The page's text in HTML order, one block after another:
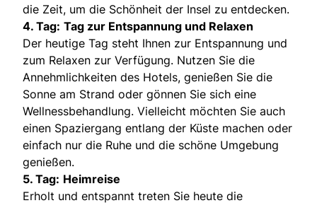
die Zeit, um die Schönheit der Insel zu entdecken.
4. Tag: Tag zur Entspannung und Relaxen
Der heutige Tag steht Ihnen zur Entspannung und
zum Relaxen zur Verfügung. Nutzen Sie die
Annehmlichkeiten des Hotels, genießen Sie die
Sonne am Strand oder gönnen Sie sich eine
Wellnessbehandlung. Vielleicht möchten Sie auch
einen Spaziergang entlang der Küste machen oder
einfach nur die Ruhe und die schöne Umgebung
genießen.
5. Tag: Heimreise
Erholt und entspannt treten Sie heute die